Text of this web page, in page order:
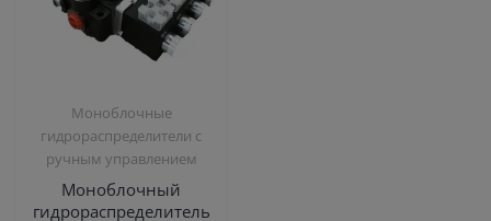
Моноблочные
гидрораспределители с
ручным управлением
Моноблочный
гидрораспределитель